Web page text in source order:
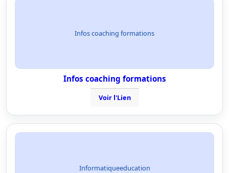
Infos coaching formations
Infos coaching formations
Voir l'Lien
Informatiqueeducation